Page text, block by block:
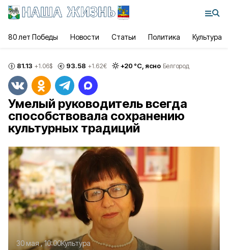
80 лет Победы Новости Статьи Политика Культура
81.13 +1.06$ 93.58 +1.62€ +20 °С, ясно Белгород
Умелый руководитель всегда
способствовала сохранению
культурных традиций
30 мая , 10:00Культура